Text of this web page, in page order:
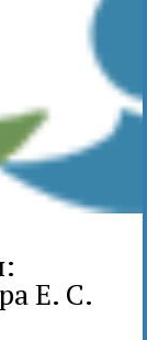
Е. С.